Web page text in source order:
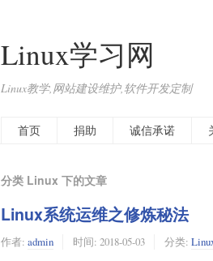
Linux学习网
Linux教学,网站建设维护,软件开发定制
首页 捐助 诚信承诺
分类 Linux 下的文章
Linux系统运维之修炼秘法
作者: admin 时间: 2018-05-03 分类: